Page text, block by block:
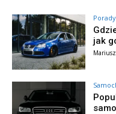
Porady
jak